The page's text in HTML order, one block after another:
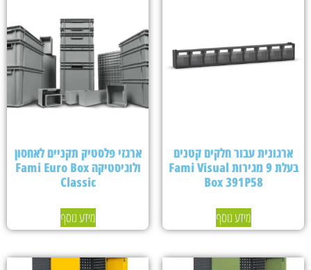
ארגונית עבור חלקים קטנים
בעלת 9 מגירות Fami Visual
Box 391P58
מידע נוסף
ארגזי פלסטיק תקניים לאחסון
ולוגיסטיקה Fami Euro Box
Classic
מידע נוסף